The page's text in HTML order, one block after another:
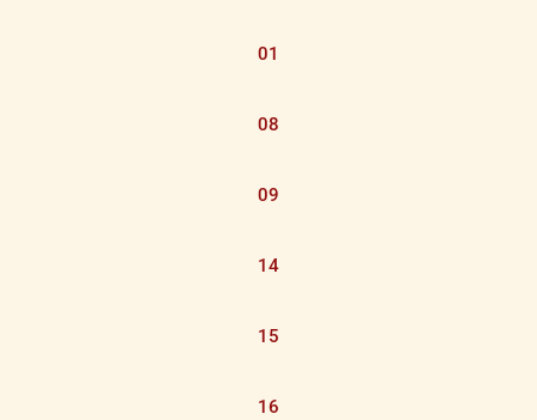
01
08
09
14
15
16